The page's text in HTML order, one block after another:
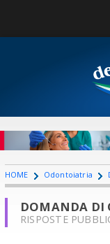
HOME Odontoiatria
DOMANDA DI
RISPOSTE